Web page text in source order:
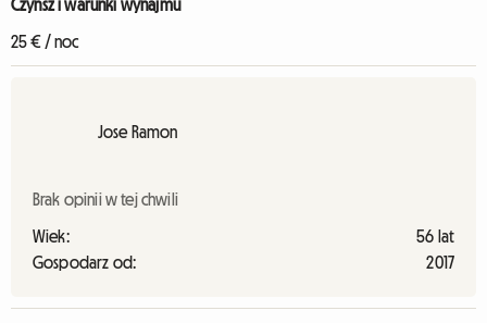
Czynsz i warunki wynajmu
25 € / noc
Jose Ramon
Brak opinii w tej chwili
Wiek:
56 lat
Gospodarz od:
2017